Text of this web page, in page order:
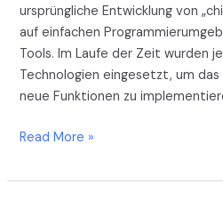
ursprüngliche Entwicklung von
auf einfachen
Tools. Im Laufe der Zeit wurden
Technologien eingesetzt, um
neue Funktionen zu
Read More »